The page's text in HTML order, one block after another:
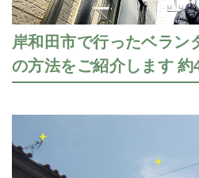
岸和田市で行ったベラン
の方法をご紹介します